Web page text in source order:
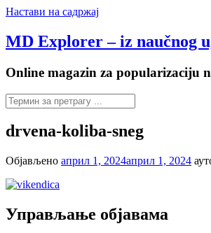
Настави на садржај
MD Explorer – iz naučnog
Online magazin za popularizaciju
drvena-koliba-sneg
Објављено април 1, 2024април 1, 2024
Управљање објавама